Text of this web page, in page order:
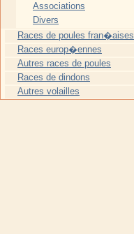
Associations
Divers
Races de poules fran�aises
Races europ�ennes
Autres races de poules
Races de dindons
Autres volailles